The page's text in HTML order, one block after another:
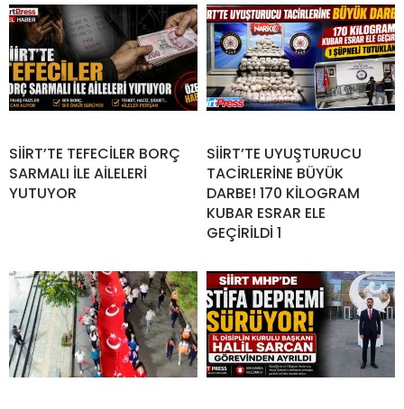
SİİRT’TE TEFECİLER BORÇ
SARMALI İLE AİLELERİ
YUTUYOR
SİİRT’TE UYUŞTURUCU
TACİRLERİNE BÜYÜK
DARBE! 170 KİLOGRAM
KUBAR ESRAR ELE
GEÇİRİLDİ 1